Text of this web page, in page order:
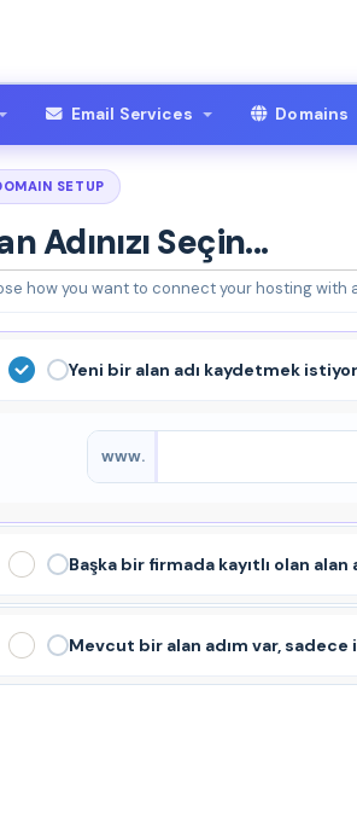
Email Services Domains
SETUP
Adınızı Seçin...
how you want to connect your hosting with
Yeni bir alan adı kaydetmek
www.
Başka bir firmada kayıtlı olan
Mevcut bir alan adım var,